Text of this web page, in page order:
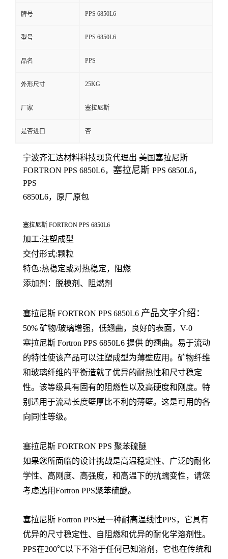
言
牌号 PPS 6850L6
型号 PPS 6850L6
品名 PPS
外形尺寸 25KG
厂家 塞拉尼斯
是否进口 否
宁波齐汇达材料科技现货代理出 美国 塞拉尼斯
FORTRON PPS 6850L6， 塞拉尼斯 PPS 6850L6，
PPS
6850L6，原厂原包
塞拉尼斯 FORTRON PPS 6850L6
加工:注塑成型
交付形式:颗粒
特色:热稳定或对热稳定，阻燃
添加剂：脱模剂、阻燃剂
塞拉尼斯 FORTRON PPS 6850L6 产品文字介绍：
50% 矿物/玻璃增强，低翘曲，良好的表面，V-0
塞拉尼斯 Fortron PPS 6850L6 提供 的翘曲。易于流动
的特性使该产品可以注塑成型为薄壁应用。矿物纤维
和玻璃纤维的平衡造就了优异的耐热性和尺寸稳定
性。该等级具有固有的阻燃性以及高硬度和刚度。特
别适用于流动长度壁厚比不利的薄壁。这是可用的各
向同性等级。
塞拉尼斯 FORTRON PPS 聚苯硫醚
如果您所面临的设计挑战是高温稳定性、广泛的耐化
学性、高刚度、高强度，和高温下的抗蠕变性，请您
考虑选用Fortron PPS聚苯硫醚。
塞拉尼斯 Fortron PPS是一种耐高温线性PPS，它具有
优异的尺寸稳定性、自阻燃和优异的耐化学溶剂性。
PPS在200℃以下不溶于任何已知溶剂，它也在传统和